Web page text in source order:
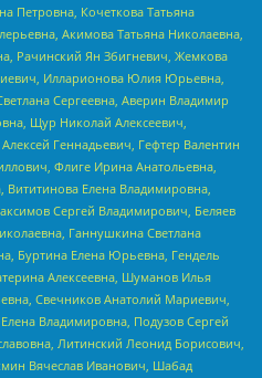
Петровна, Кочеткова Татьяна
Акимова Татьяна Николаевна,
Рачинский Ян Збигневич, Жемкова
Илларионова Юлия Юрьевна,
Сергеевна, Аверин Владимир
Щур Николай Алексеевич,
Геннадьевич, Гефтер Валентин
Флиге Ирина Анатольевна,
Елена Владимировна,
Сергей Владимирович, Беляев
Ганнушкина Светлана
Буртина Елена Юрьевна, Гендель
Алексеевна, Шуманов Илья
Свечников Анатолий Мариевич,
Владимировна, Подузов Сергей
Литинский Леонид Борисович,
Вячеслав Иванович, Шабад